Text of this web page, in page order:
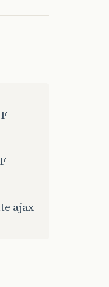
ajax